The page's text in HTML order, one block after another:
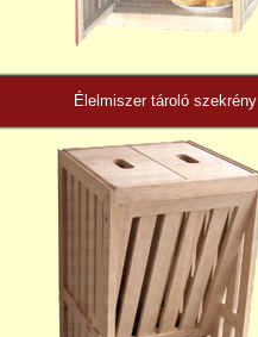
Élelmiszer tároló szekrény